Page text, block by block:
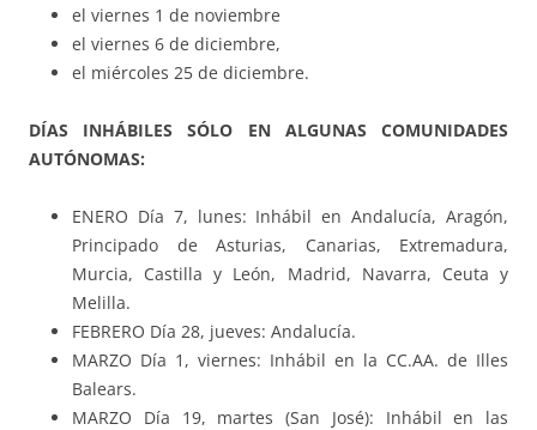
el viernes 1 de noviembre
el viernes 6 de diciembre,
el miércoles 25 de diciembre.
DÍAS INHÁBILES SÓLO EN ALGUNAS COMUNIDADES
AUTÓNOMAS:
ENERO Día 7, lunes: Inhábil en Andalucía, Aragón,
Principado de Asturias, Canarias, Extremadura,
Murcia, Castilla y León, Madrid, Navarra, Ceuta y
Melilla.
FEBRERO Día 28, jueves: Andalucía.
MARZO Día 1, viernes: Inhábil en la CC.AA. de Illes
Balears.
MARZO Día 19, martes (San José): Inhábil en las